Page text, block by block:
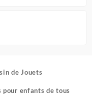
de Jouets
pour enfants de tous